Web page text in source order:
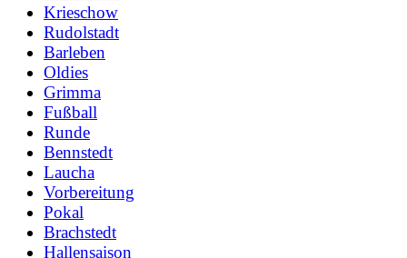
Krieschow
Rudolstadt
Barleben
Oldies
Grimma
Fußball
Runde
Bennstedt
Laucha
Vorbereitung
Pokal
Brachstedt
Hallensaison